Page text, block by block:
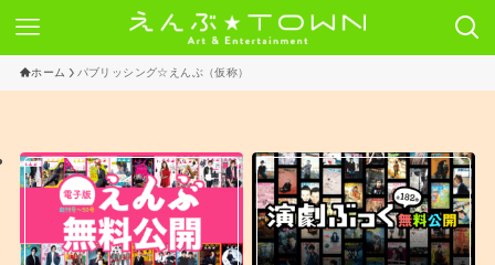
ホーム パブリッシング☆えんぶ（仮称）